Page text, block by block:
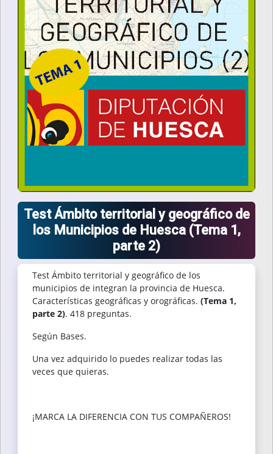
Test Ámbito territorial y geográfico de
los Municipios de Huesca (Tema 1,
parte 2)
Test Ámbito territorial y geográfico de los
municipios de integran la provincia de Huesca.
Características geográficas y orográficas. (Tema 1,
parte 2). 418 preguntas.
Según Bases.
Una vez adquirido lo puedes realizar todas las
veces que quieras.
¡MARCA LA DIFERENCIA CON TUS COMPAÑEROS!